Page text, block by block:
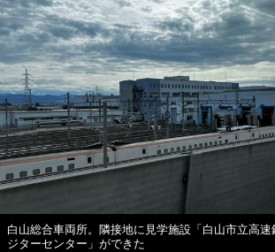
白山総合車両所。隣接地に見学施設「白山市立高速
ジターセンター」ができた